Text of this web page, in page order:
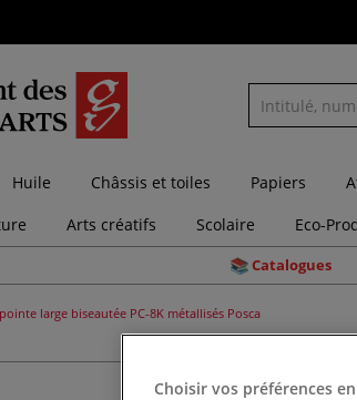
Huile Châssis et toiles Papiers
Arts créatifs Scolaire Eco-
Catalogues
large biseautée PC-8K métallisés Posca
Choisir vos préférences